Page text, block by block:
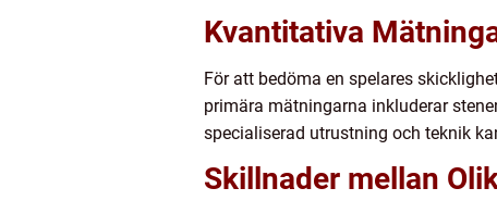
Kvantitativa
För att bedöma en spelares
primära mätningarna inkluderar
specialiserad utrustning och teknik
Skillnader mellan